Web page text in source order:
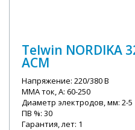
Telwin NORDIKA
ACM
Напряжение: 220/380 В
MMA ток, А: 60-250
Диаметр электродов, мм: 2-5
ПВ %: 30
Гарантия, лет: 1